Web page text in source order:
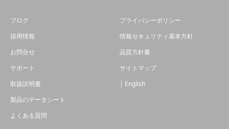
ブログ
採用情報
お問合せ
サポート
取扱説明書
製品のデータシート
よくある質問
プライバシーポリシー
情報セキュリティ基本方針
品質方針書
サイトマップ
| English